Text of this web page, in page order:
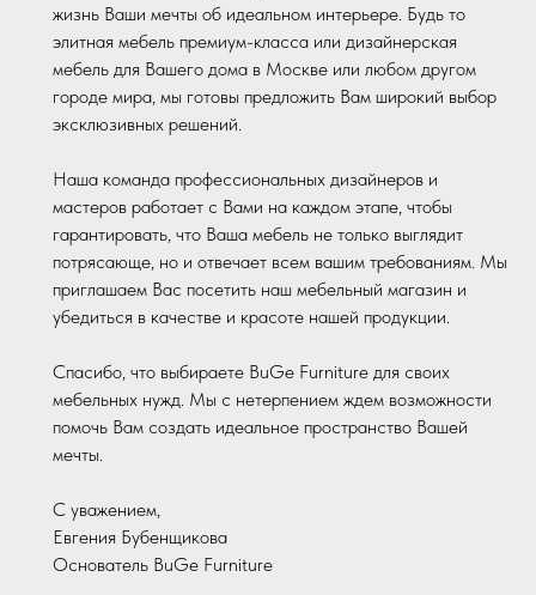
жизнь Ваши мечты об идеальном интерьере. Будь то
элитная мебель премиум-класса или дизайнерская
мебель для Вашего дома в Москве или любом другом
городе мира, мы готовы предложить Вам широкий выбор
эксклюзивных решений.
Наша команда профессиональных дизайнеров и
мастеров работает с Вами на каждом этапе, чтобы
гарантировать, что Ваша мебель не только выглядит
потрясающе, но и отвечает всем вашим требованиям. Мы
приглашаем Вас посетить наш мебельный магазин и
убедиться в качестве и красоте нашей продукции.
Спасибо, что выбираете BuGe Furniture для своих
мебельных нужд. Мы с нетерпением ждем возможности
помочь Вам создать идеальное пространство Вашей
мечты.
С уважением,
Евгения Бубенщикова
Основатель BuGe Furniture